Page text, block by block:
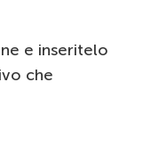
e inseritelo
che